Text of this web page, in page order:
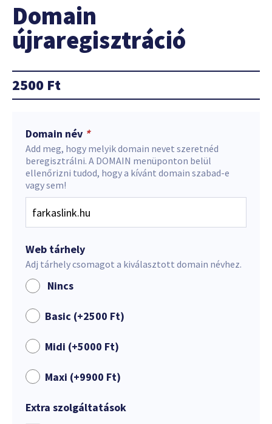
Domain
újraregisztráció
2500 Ft
Domain név *
Add meg, hogy melyik domain nevet szeretnéd
beregisztrálni. A DOMAIN menüponton belül
ellenőrizni tudod, hogy a kívánt domain szabad-e
vagy sem!
Web tárhely
Adj tárhely csomagot a kiválasztott domain névhez.
Nincs
Basic (+2500 Ft)
Midi (+5000 Ft)
Maxi (+9900 Ft)
Extra szolgáltatások